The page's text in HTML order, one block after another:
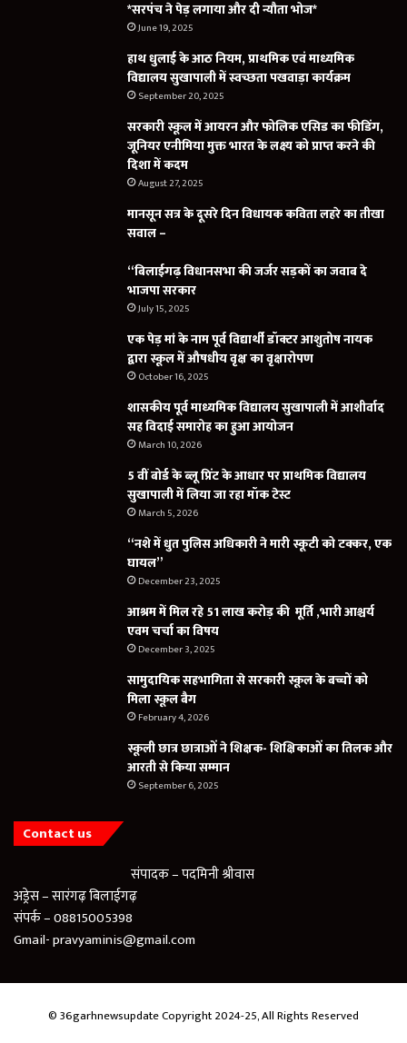
*सरपंच ने पेड़ लगाया और दी न्यौता भोज*
June 19, 2025
हाथ धुलाई के आठ नियम, प्राथमिक एवं माध्यमिक
विद्यालय सुखापाली में स्वच्छता पखवाड़ा कार्यक्रम
September 20, 2025
सरकारी स्कूल में आयरन और फोलिक एसिड का फीडिंग,
जूनियर एनीमिया मुक्त भारत के लक्ष्य को प्राप्त करने की
दिशा में कदम
August 27, 2025
मानसून सत्र के दूसरे दिन विधायक कविता लहरे का तीखा
सवाल –
“बिलाईगढ़ विधानसभा की जर्जर सड़कों का जवाब दे
भाजपा सरकार
July 15, 2025
एक पेड़ मां के नाम पूर्व विद्यार्थी डॉक्टर आशुतोष नायक
द्वारा स्कूल में औषधीय वृक्ष का वृक्षारोपण
October 16, 2025
शासकीय पूर्व माध्यमिक विद्यालय सुखापाली में आशीर्वाद
सह विदाई समारोह का हुआ आयोजन
March 10, 2026
5 वीं बोर्ड के ब्लू प्रिंट के आधार पर प्राथमिक विद्यालय
सुखापाली में लिया जा रहा मॉक टेस्ट
March 5, 2026
“नशे में धुत पुलिस अधिकारी ने मारी स्कूटी को टक्कर, एक
घायल”
December 23, 2025
आश्रम में मिल रहे 51 लाख करोड़ की मूर्ति ,भारी आश्चर्य
एवम चर्चा का विषय
December 3, 2025
सामुदायिक सहभागिता से सरकारी स्कूल के बच्चों को
मिला स्कूल बैग
February 4, 2026
स्कूली छात्र छात्राओं ने शिक्षक- शिक्षिकाओं का तिलक और
आरती से किया सम्मान
September 6, 2025
Contact us
संपादक – पदमिनी श्रीवास
अड्रेस – सारंगढ़ बिलाईगढ़
संपर्क – 08815005398
Gmail- pravyaminis@gmail.com
© 36garhnewsupdate Copyright 2024-25, All Rights Reserved